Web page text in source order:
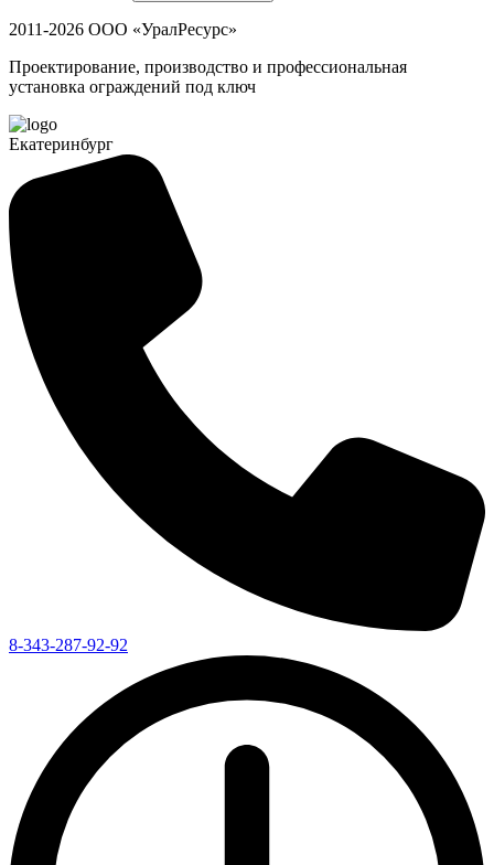
2011-2026 ООО «УралРесурс»
Проектирование, производство и профессиональная
установка ограждений под ключ
Екатеринбург
8-343-287-92-92